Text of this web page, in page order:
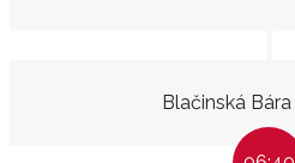
Blačinská Bára